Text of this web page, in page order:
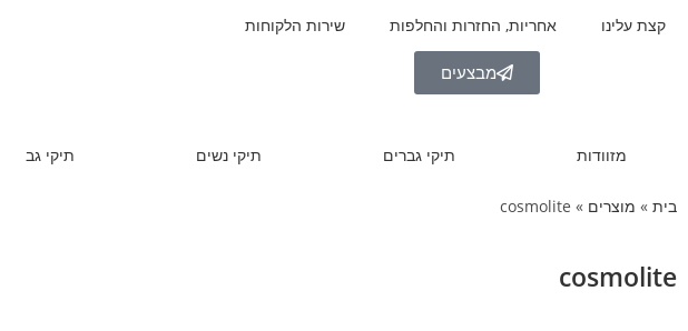
קצת עלינו אחריות, החזרות והחלפות שירות הלקוחות
מבצעים
מזוודות תיקי גברים תיקי נשים תיקי גב
בית » מוצרים »
cosmolite
cosmolite